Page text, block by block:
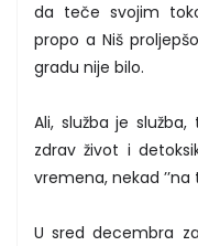
da teče svojim
propo a Niš
gradu nije bilo.
Ali, služba je
zdrav život i
vremena, nekad ’’na
U sred decembra